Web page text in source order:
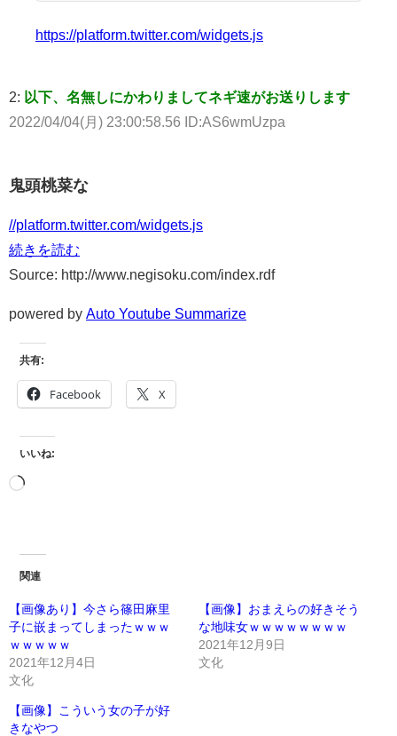
https://platform.twitter.com/widgets.js
2: 以下、名無しにかわりましてネギ速がお送りします
2022/04/04(月) 23:00:58.56 ID:AS6wmUzpa
鬼頭桃菜な
//platform.twitter.com/widgets.js
続きを読む
Source: http://www.negisoku.com/index.rdf
powered by Auto Youtube Summarize
共有:
Facebook X
いいね:
関連
【画像あり】今さら篠田麻里
子に嵌まってしまったｗｗｗ
ｗｗｗｗｗ
2021年12月4日
文化
【画像】おまえらの好きそう
な地味女ｗｗｗｗｗｗｗｗ
2021年12月9日
文化
【画像】こういう女の子が好
きなやつ